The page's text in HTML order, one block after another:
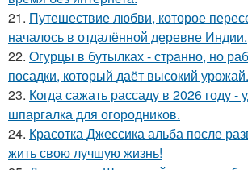
21. Путешествие любви, которое
началось в отдалённой деревне Индии.
22. Oгурцы в бутылках - стpaнно, но
посадки, который даёт высокий урожай.
23. Когда сажать рассаду в 2026 году -
шпаргалка для огородников.
24. Красотка Джессика альба после
жить свою лучшую жизнь!